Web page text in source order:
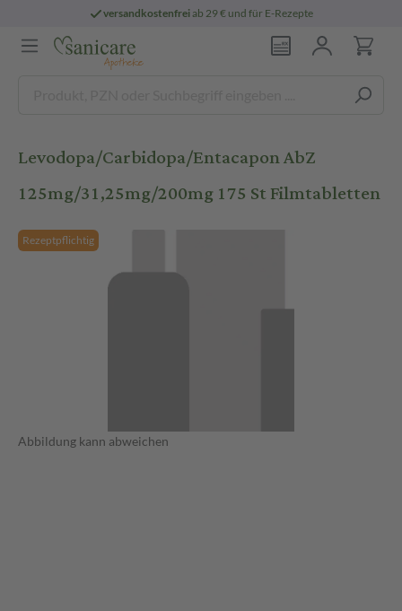
versandkostenfreiab 29 € und für E-Rezepte
Levodopa/Carbidopa/Entacapon AbZ
125mg/31,25mg/200mg 175 St Filmtabletten
Rezeptpflichtig
Abbildung kann abweichen